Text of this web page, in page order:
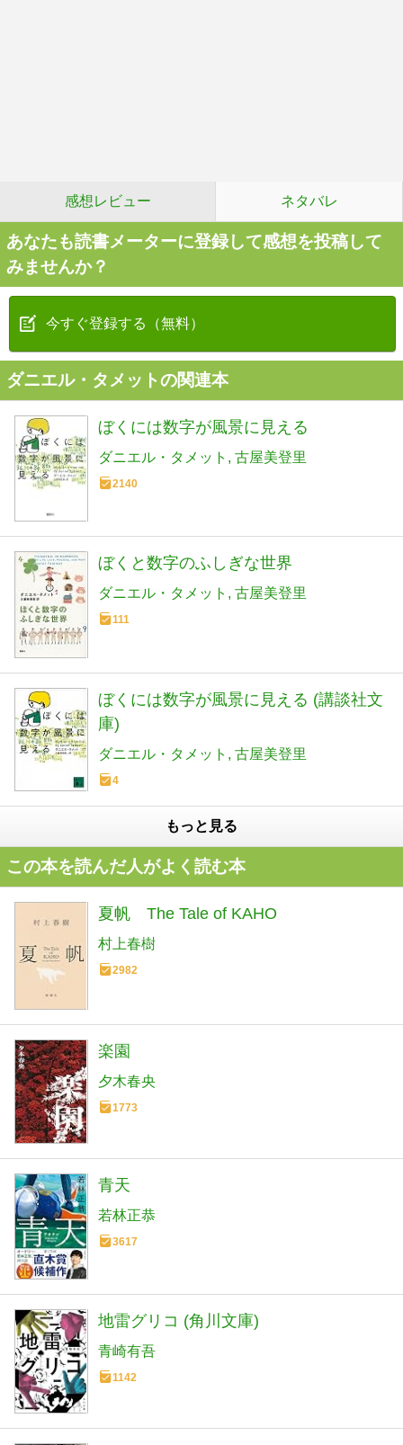
感想レビュー ネタバレ
あなたも読書メーターに登録して感想を投稿して
みませんか？
今すぐ登録する（無料）
ダニエル・タメットの関連本
ぼくには数字が風景に見える
ダニエル・タメット 古屋美登里
2140
ぼくと数字のふしぎな世界
ダニエル・タメット 古屋美登里
111
ぼくには数字が風景に見える (講談社文
庫)
ダニエル・タメット 古屋美登里
4
もっと見る
この本を読んだ人がよく読む本
夏帆 The Tale of KAHO
村上春樹
2982
楽園
夕木春央
1773
青天
若林正恭
3617
地雷グリコ (角川文庫)
青崎有吾
1142